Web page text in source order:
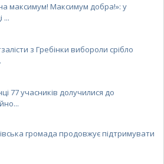
максимум! Максимум добра!»: у
...
з Гребінки вибороли срібло
77 учасників долучилися до
громада продовжує підтримувати